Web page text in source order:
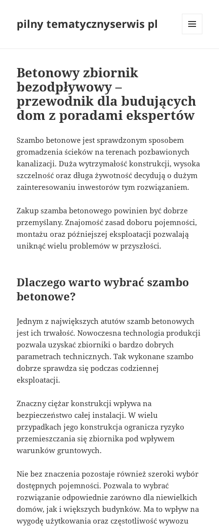
pilny tematycznyserwis pl
Betonowy zbiornik
bezodpływowy –
przewodnik dla budujących
dom z poradami ekspertów
Szambo betonowe jest sprawdzonym sposobem
gromadzenia ścieków na terenach pozbawionych
kanalizacji. Duża wytrzymałość konstrukcji, wysoka
szczelność oraz długa żywotność decydują o dużym
zainteresowaniu inwestorów tym rozwiązaniem.
Zakup szamba betonowego powinien być dobrze
przemyślany. Znajomość zasad doboru pojemności,
montażu oraz późniejszej eksploatacji pozwalają
uniknąć wielu problemów w przyszłości.
Dlaczego warto wybrać szambo
betonowe?
Jednym z największych atutów szamb betonowych
jest ich trwałość. Nowoczesna technologia produkcji
pozwala uzyskać zbiorniki o bardzo dobrych
parametrach technicznych. Tak wykonane szambo
dobrze sprawdza się podczas codziennej
eksploatacji.
Znaczny ciężar konstrukcji wpływa na
bezpieczeństwo całej instalacji. W wielu
przypadkach jego konstrukcja ogranicza ryzyko
przemieszczania się zbiornika pod wpływem
warunków gruntowych.
Nie bez znaczenia pozostaje również szeroki wybór
dostępnych pojemności. Pozwala to wybrać
rozwiązanie odpowiednie zarówno dla niewielkich
domów, jak i większych budynków. Ma to wpływ na
wygodę użytkowania oraz częstotliwość wywozu